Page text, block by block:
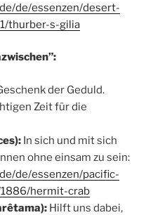
de/essenzen/desert-
thurber-s-gilia
der Geduld.
Zeit für die
In sich und mit sich
ohne einsam zu sein:
de/essenzen/pacific-
hermit-crab
Hilft uns dabei,